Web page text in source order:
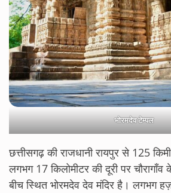
भोरमदेव टेम्पल
छत्तीसगढ़ की राजधानी रायपुर से 125
लगभग 17 किलोमीटर की दूरी पर चौरागाँव
बीच स्थित भोरमदेव देव मंदिर है। लगभग